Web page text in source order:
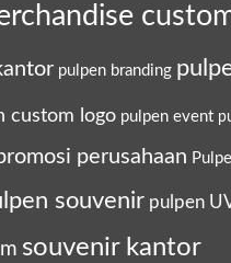
pulpen branding
custom logo pulpen event
perusahaan
souvenir pulpen
souvenir kantor